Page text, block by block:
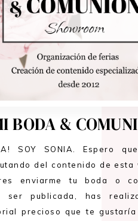
BODA &
SOY SONIA. Espero
del contenido de esta
enviarme tu boda o
ser publicada, has
precioso que te